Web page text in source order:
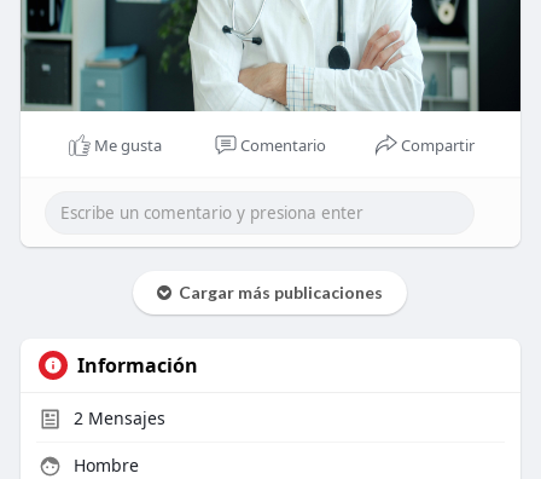
Me gusta Comentario Compartir
Cargar más publicaciones
Información
2Mensajes
Hombre